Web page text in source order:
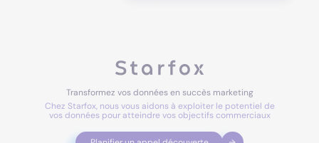
Transformez vos données en succès marketing
Chez Starfox, nous vous aidons à exploiter le potentiel de
vos données pour atteindre vos objectifs commerciaux